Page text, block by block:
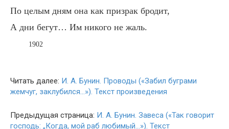
По целым дням она как призрак бродит,
А дни бегут… Им никого не жаль.
1902
Читать далее: И. А. Бунин. Проводы («Забил буграми
жемчуг, заклубился…»). Текст произведения
Предыдущая страница: И. А. Бунин. Завеса («Так говорит
господь: „Когда, мой раб любимый…»). Текст